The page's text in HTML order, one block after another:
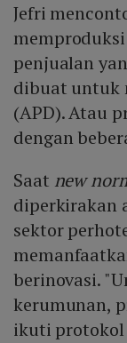
Jefri
penjualan
dibuat untuk
(APD). Atau
dengan
Saat new
diperkirakan
sektor
berinovasi.
kerumunan,
ikuti protokol